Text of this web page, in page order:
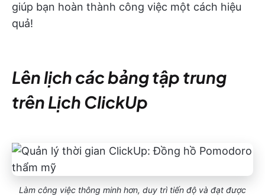
giúp bạn hoàn thành công việc một cách hiệu
quả!
Lên lịch các bảng tập trung
trên Lịch ClickUp
Làm công việc thông minh hơn, duy trì tiến độ và đạt được